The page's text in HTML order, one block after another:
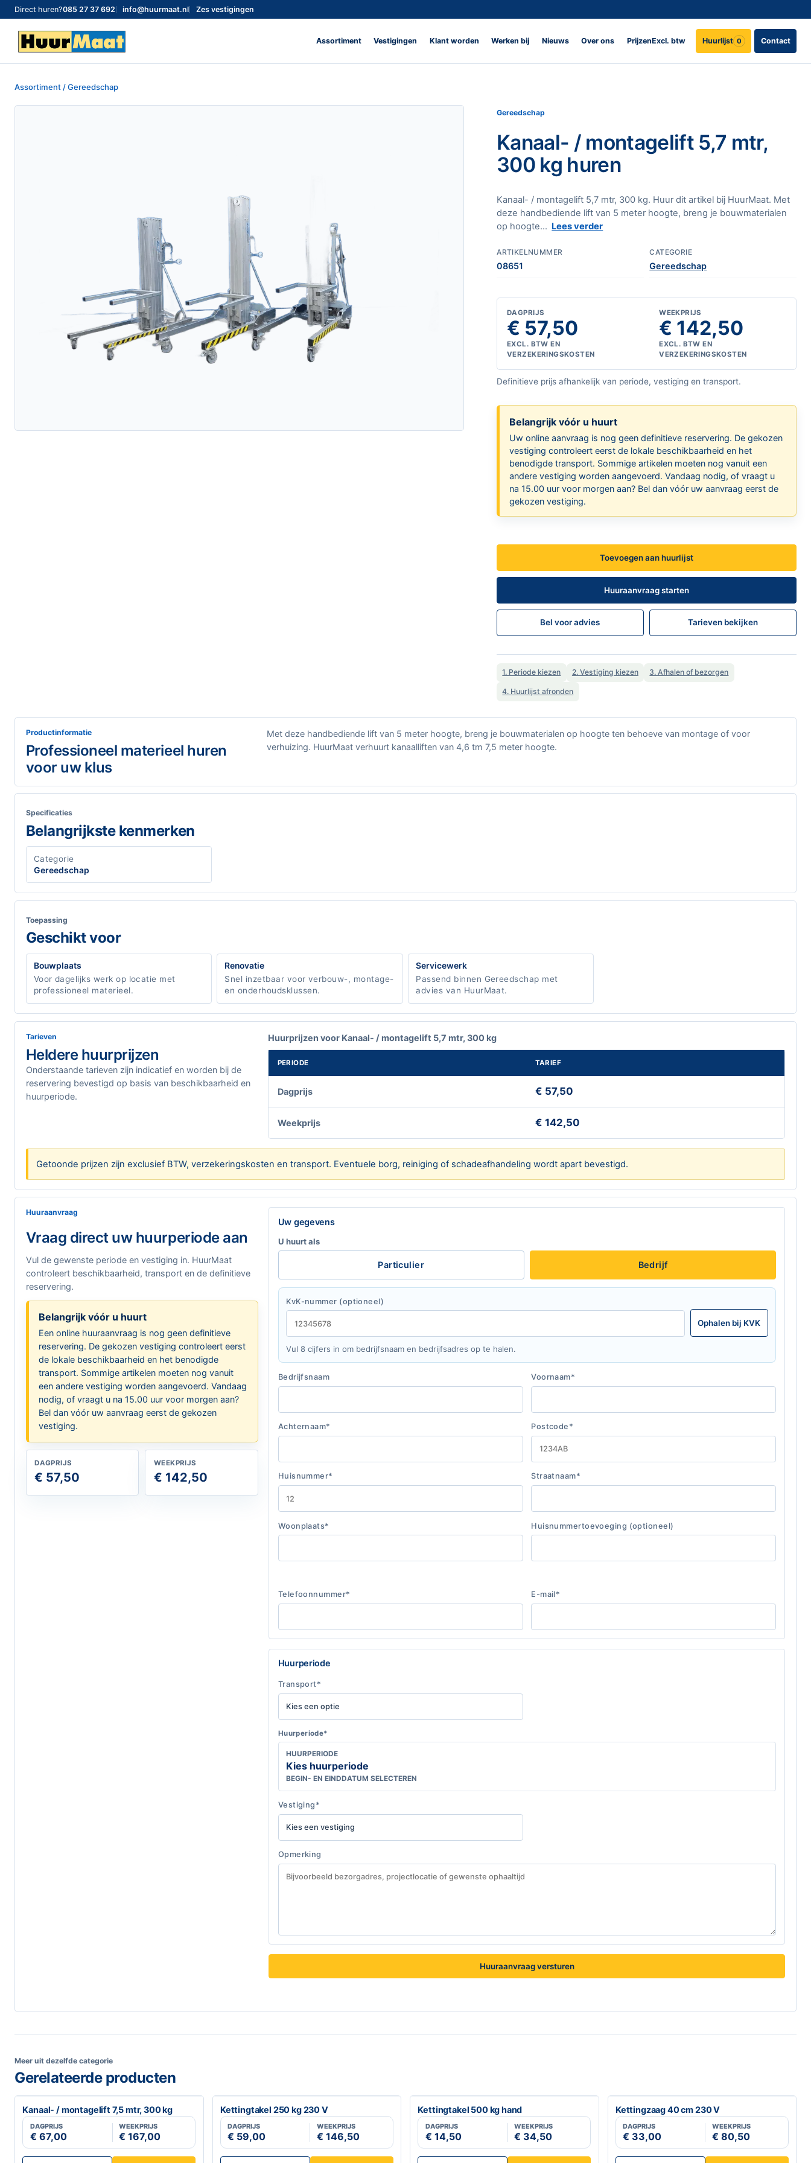
Direct huren?085 27 37 692 info@huurmaat.nl Zes vestigingen
Assortiment Vestigingen Klant worden Werken bij Nieuws Over ons PrijzenExcl. btw Huurlijst 0 Contact
Assortiment / Gereedschap
Gereedschap
Kanaal- / montagelift 5,7 mtr,
300 kg huren
Kanaal- / montagelift 5,7 mtr, 300 kg. Huur dit artikel bij HuurMaat. Met
deze handbediende lift van 5 meter hoogte, breng je bouwmaterialen
op hoogte... Lees verder
ARTIKELNUMMER
08651
CATEGORIE
Gereedschap
DAGPRIJS
€ 57,50
EXCL. BTW EN
VERZEKERINGSKOSTEN
WEEKPRIJS
€ 142,50
EXCL. BTW EN
VERZEKERINGSKOSTEN
Definitieve prijs afhankelijk van periode, vestiging en transport.
Belangrijk vóór u huurt
Uw online aanvraag is nog geen definitieve reservering. De gekozen
vestiging controleert eerst de lokale beschikbaarheid en het
benodigde transport. Sommige artikelen moeten nog vanuit een
andere vestiging worden aangevoerd. Vandaag nodig, of vraagt u
na 15.00 uur voor morgen aan? Bel dan vóór uw aanvraag eerst de
gekozen vestiging.
Toevoegen aan huurlijst
Huuraanvraag starten
Bel voor advies Tarieven bekijken
1. Periode kiezen 2. Vestiging kiezen 3. Afhalen of bezorgen
4. Huurlijst afronden
Productinformatie
Professioneel materieel huren
voor uw klus
Met deze handbediende lift van 5 meter hoogte, breng je bouwmaterialen op hoogte ten behoeve van montage of voor
verhuizing. HuurMaat verhuurt kanaalliften van 4,6 tm 7,5 meter hoogte.
Specificaties
Belangrijkste kenmerken
Categorie
Gereedschap
Toepassing
Geschikt voor
Bouwplaats
Voor dagelijks werk op locatie met
professioneel materieel.
Renovatie
Snel inzetbaar voor verbouw-, montage-
en onderhoudsklussen.
Servicewerk
Passend binnen Gereedschap met
advies van HuurMaat.
Tarieven
Heldere huurprijzen
Onderstaande tarieven zijn indicatief en worden bij de
reservering bevestigd op basis van beschikbaarheid en
huurperiode.
Huurprijzen voor Kanaal- / montagelift 5,7 mtr, 300 kg
PERIODE TARIEF
Dagprijs € 57,50
Weekprijs € 142,50
Getoonde prijzen zijn exclusief BTW, verzekeringskosten en transport. Eventuele borg, reiniging of schadeafhandeling wordt apart bevestigd.
Huuraanvraag
Vraag direct uw huurperiode aan
Vul de gewenste periode en vestiging in. HuurMaat
controleert beschikbaarheid, transport en de definitieve
reservering.
Belangrijk vóór u huurt
Een online huuraanvraag is nog geen definitieve
reservering. De gekozen vestiging controleert eerst
de lokale beschikbaarheid en het benodigde
transport. Sommige artikelen moeten nog vanuit
een andere vestiging worden aangevoerd. Vandaag
nodig, of vraagt u na 15.00 uur voor morgen aan?
Bel dan vóór uw aanvraag eerst de gekozen
vestiging.
DAGPRIJS
€ 57,50
WEEKPRIJS
€ 142,50
Uw gegevens
U huurt als
Particulier Bedrijf
KvK-nummer (optioneel)
Ophalen bij KVK
Vul 8 cijfers in om bedrijfsnaam en bedrijfsadres op te halen.
Bedrijfsnaam Voornaam*
Achternaam* Postcode*
Huisnummer* Straatnaam*
Woonplaats* Huisnummertoevoeging (optioneel)
Telefoonnummer* E-mail*
Huurperiode
Transport*
Huurperiode*
HUURPERIODE
Kies huurperiode
BEGIN- EN EINDDATUM SELECTEREN
Vestiging*
Opmerking
Huuraanvraag versturen
Meer uit dezelfde categorie
Gerelateerde producten
Kanaal- / montagelift 7,5 mtr, 300 kg
DAGPRIJS
€ 67,00
WEEKPRIJS
€ 167,00
Kettingtakel 250 kg 230 V
DAGPRIJS
€ 59,00
WEEKPRIJS
€ 146,50
Kettingtakel 500 kg hand
DAGPRIJS
€ 14,50
WEEKPRIJS
€ 34,50
Kettingzaag 40 cm 230 V
DAGPRIJS
€ 33,00
WEEKPRIJS
€ 80,50